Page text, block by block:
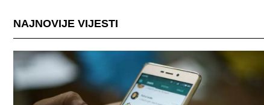
NAJNOVIJE VIJESTI